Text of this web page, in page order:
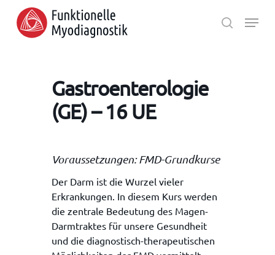
main
search
Menu
Gastroenterologie
(GE) – 16 UE
Voraussetzungen: FMD-Grundkurse
Der Darm ist die Wurzel vieler
Erkrankungen. In diesem Kurs werden
die zentrale Bedeutung des Magen-
Darmtraktes für unsere Gesundheit
und die diagnostisch-therapeutischen